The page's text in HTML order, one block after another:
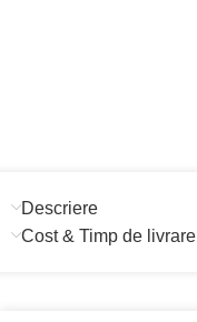
Descriere
Cost & Timp de livrare